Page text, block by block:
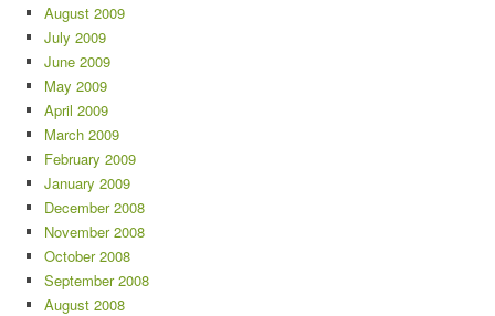
August 2009
July 2009
June 2009
May 2009
April 2009
March 2009
February 2009
January 2009
December 2008
November 2008
October 2008
September 2008
August 2008